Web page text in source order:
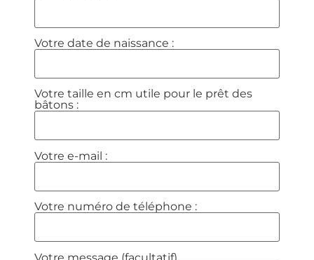
Votre date de naissance :
Votre taille en cm utile pour le prêt des
bâtons :
Votre e-mail :
Votre numéro de téléphone :
Votre message (facultatif)